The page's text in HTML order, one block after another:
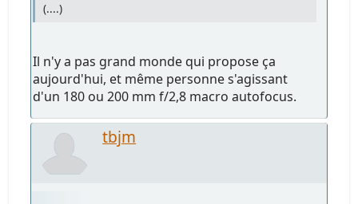
(....)
Il n'y a pas grand monde qui propose ça
aujourd'hui, et même personne s'agissant
d'un 180 ou 200 mm f/2,8 macro autofocus.
tbjm